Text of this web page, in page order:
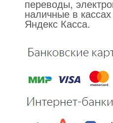
переводы,
наличные в
Яндекс Касса.